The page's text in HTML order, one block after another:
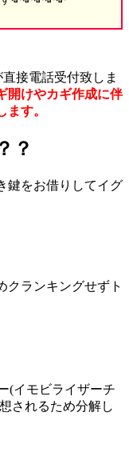
接電話受付致しま
開けやカギ作成に伴
す。
？
鍵をお借りしてイグ
クランキングせずト
(イモビライザーチ
されるため分解し